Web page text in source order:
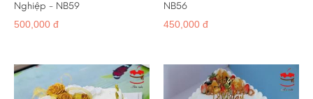
Nghiệp - NB59
500,000 đ
NB56
450,000 đ